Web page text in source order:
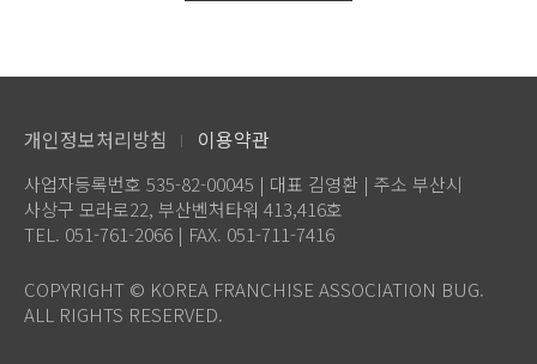
개인정보처리방침 이용약관
사업자등록번호 535-82-00045 | 대표 김영환 | 주소 부산시
사상구 모라로22, 부산벤처타워 413,416호
TEL. 051-761-2066 | FAX. 051-711-7416
COPYRIGHT © KOREA FRANCHISE ASSOCIATION BUG.
ALL RIGHTS RESERVED.